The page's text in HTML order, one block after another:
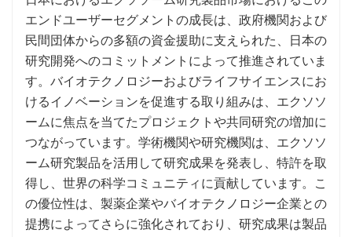
エンドユーザーセグメントの成長は、政府機関および
民間団体からの多額の資金援助に支えられた、日本の
研究開発へのコミットメントによって推進されていま
す。バイオテクノロジーおよびライフサイエンスにお
けるイノベーションを促進する取り組みは、エクソソ
ームに焦点を当てたプロジェクトや共同研究の増加に
つながっています。学術機関や研究機関は、エクソソ
ーム研究製品を活用して研究成果を発表し、特許を取
得し、世界の科学コミュニティに貢献しています。こ
の優位性は、製薬企業やバイオテクノロジー企業との
提携によってさらに強化されており、研究成果は製品